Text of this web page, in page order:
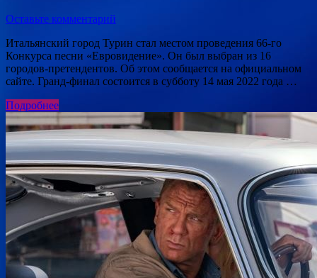
Оставьте комментарий
Итальянский город Турин стал местом проведения 66-го
Конкурса песни «Евровидение». Он был выбран из 16
городов-претендентов. Об этом сообщается на официальном
сайте. Гранд-финал состоится в субботу 14 мая 2022 года …
Подробнее